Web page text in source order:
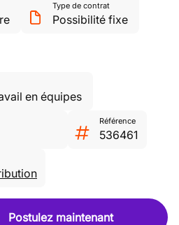
Type de contrat
Possibilité fixe
en équipes
Référence
536461
Postulez maintenant